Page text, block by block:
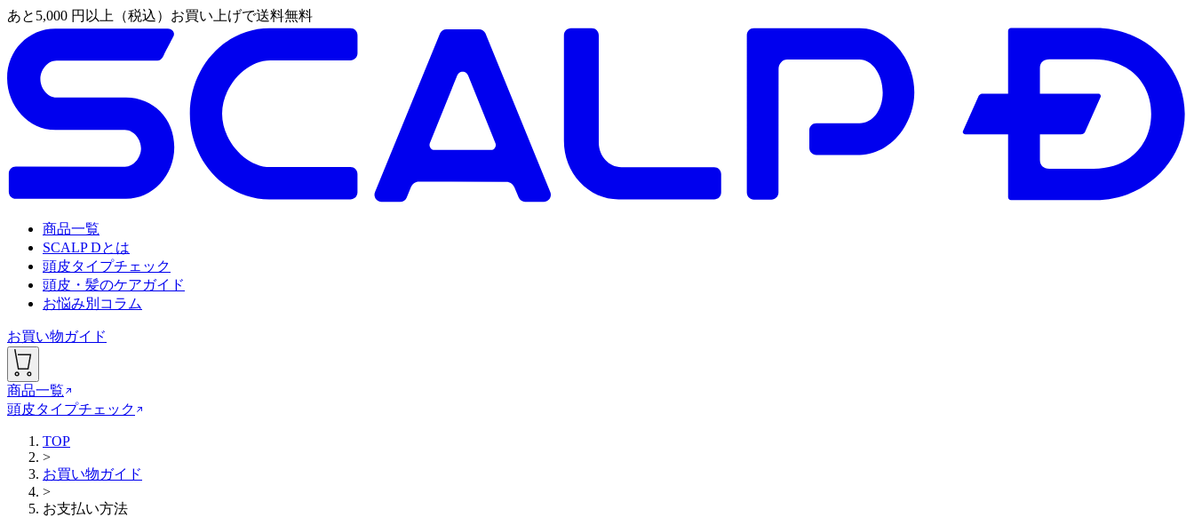
あと 5,000 円以上（税込）お買い上げで送料無料
商品一覧
SCALP Dとは
頭皮タイプチェック
頭皮・髪のケアガイド
お悩み別コラム
お買い物ガイド
商品一覧
頭皮タイプチェック
TOP
>
お買い物ガイド
>
お支払い方法